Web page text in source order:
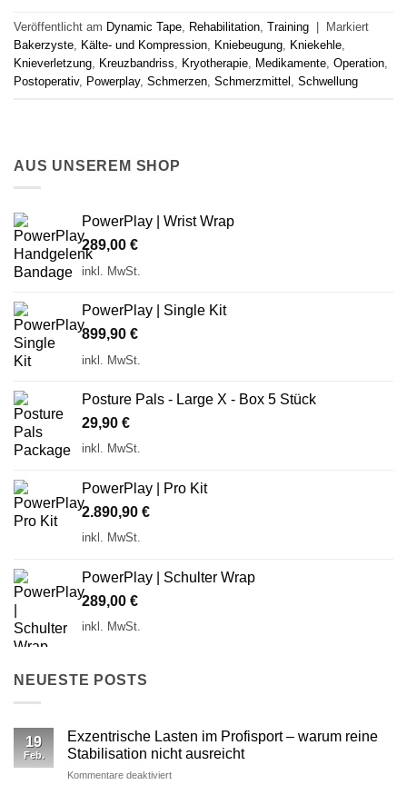
Veröffentlicht am Dynamic Tape, Rehabilitation, Training
Markiert
Bakerzyste, Kälte- und Kompression, Kniebeugung, Kniekehle,
Knieverletzung, Kreuzbandriss, Kryotherapie, Medikamente, Operation,
Postoperativ, Powerplay, Schmerzen, Schmerzmittel , Schwellung
AUS UNSEREM SHOP
PowerPlay | Wrist Wrap
289,00 €
inkl. MwSt.
PowerPlay | Single Kit
899,90 €
inkl. MwSt.
Posture Pals - Large X - Box 5 Stück
29,90 €
inkl. MwSt.
PowerPlay | Pro Kit
2.890,90 €
inkl. MwSt.
PowerPlay | Schulter Wrap
289,00 €
inkl. MwSt.
NEUESTE POSTS
19
Feb.
Exzentrische Lasten im Profisport – warum reine
Stabilisation nicht ausreicht
Kommentare deaktiviertfür